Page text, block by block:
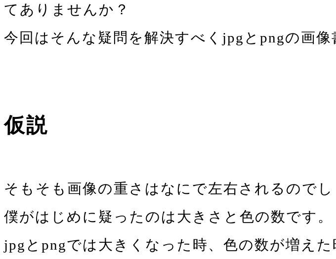
てありませんか？
今回はそんな疑問を解決すべくjpgとpngの画像
仮説
そもそも画像の重さはなにで左右されるのでし
僕がはじめに疑ったのは大きさと色の数です。
jpgとpngでは大きくなった時、色の数が増え